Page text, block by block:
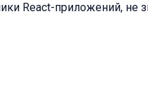
React-приложений, не